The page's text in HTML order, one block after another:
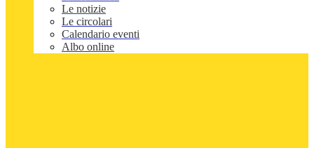
Le notizie
Le circolari
Calendario eventi
Albo online